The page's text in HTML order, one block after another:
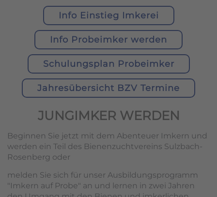
Info Einstieg Imkerei
Info Probeimker werden
Schulungsplan Probeimker
Jahresübersicht BZV Termine
JUNGIMKER WERDEN
Beginnen Sie jetzt mit dem Abenteuer Imkern und
werden ein Teil des Bienenzuchtvereins Sulzbach-
Rosenberg oder
melden Sie sich für unser Ausbildungsprogramm
"Imkern auf Probe" an und lernen in zwei Jahren